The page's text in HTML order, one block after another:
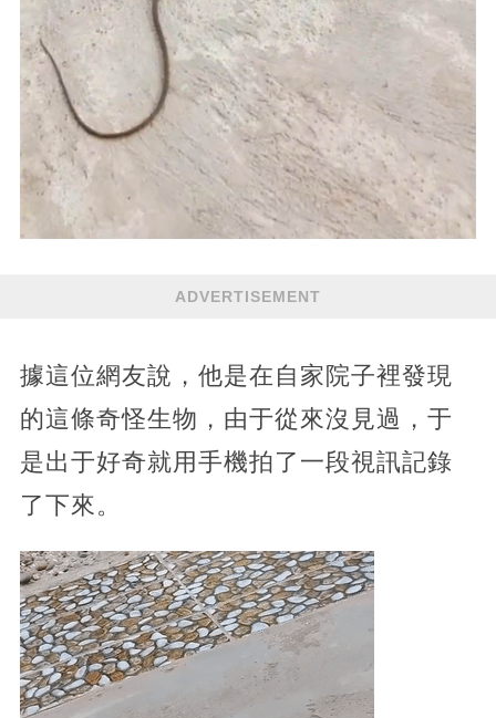
ADVERTISEMENT
據這位網友說，他是在自家院子裡發現
的這條奇怪生物，由于從來沒見過，于
是出于好奇就用手機拍了一段視訊記錄
了下來。